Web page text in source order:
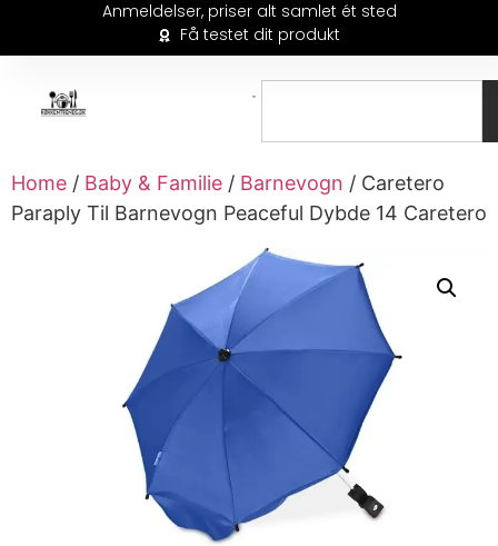
Anmeldelser, priser alt samlet ét sted
Få testet dit produkt
Home / Baby & Familie / Barnevogn / Caretero
Paraply Til Barnevogn Peaceful Dybde 14 Caretero